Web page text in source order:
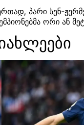
პარი სენ-
ორი ან